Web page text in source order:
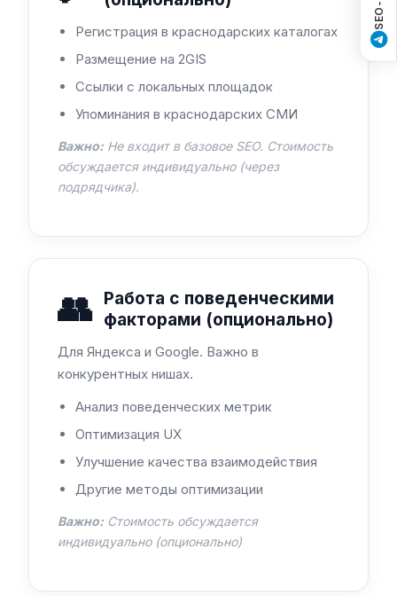
Регистрация в краснодарских каталогах
Размещение на 2GIS
Ссылки с локальных площадок
Упоминания в краснодарских СМИ
Важно: Не входит в базовое SEO. Стоимость
обсуждается индивидуально (через
подрядчика).
👥 Работа с поведенческими
факторами (опционально)
Для Яндекса и Google. Важно в
конкурентных нишах.
Анализ поведенческих метрик
Оптимизация UX
Улучшение качества взаимодействия
Другие методы оптимизации
Важно: Стоимость обсуждается
индивидуально (опционально)